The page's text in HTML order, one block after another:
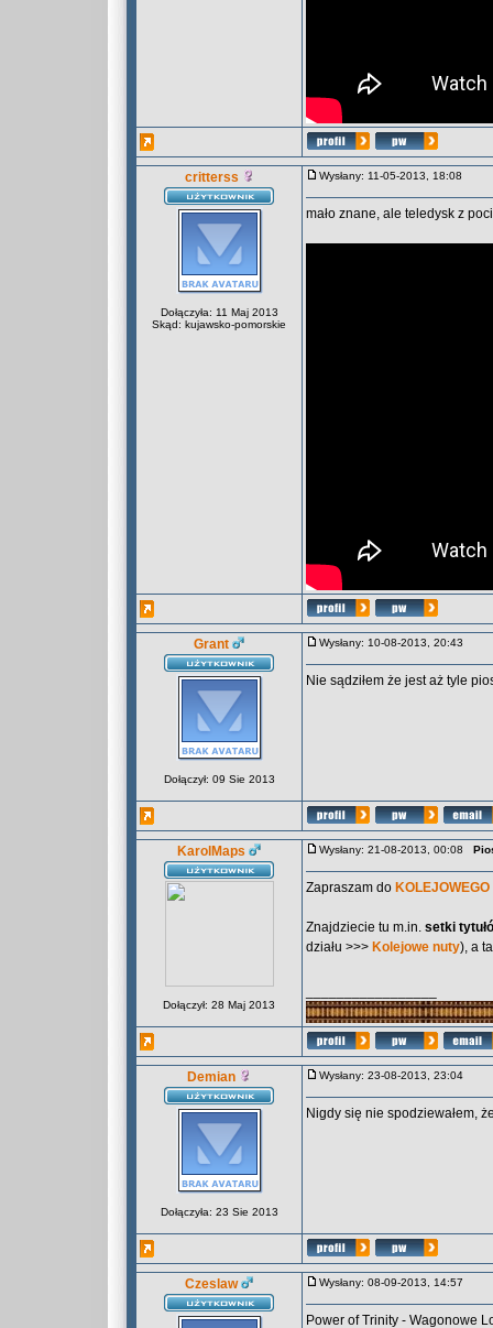
critterss
Dołączyła: 11 Maj 2013
Skąd: kujawsko-pomorskie
Wysłany: 11-05-2013, 18:08
mało znane, ale teledysk z
Grant
Dołączył: 09 Sie 2013
Wysłany: 10-08-2013, 20:43
Nie sądziłem że jest aż tyle
KarolMaps
Dołączył: 28 Maj 2013
Wysłany: 21-08-2013, 00:08
Zapraszam do
Znajdziecie tu m.in. setki
działu >>> Kolejowe nuty), a
Demian
Dołączyła: 23 Sie 2013
Wysłany: 23-08-2013, 23:04
Nigdy się nie spodziewałem,
Czeslaw Wysłany: 08-09-2013, 14:57
Power of Trinity - Wagonowe